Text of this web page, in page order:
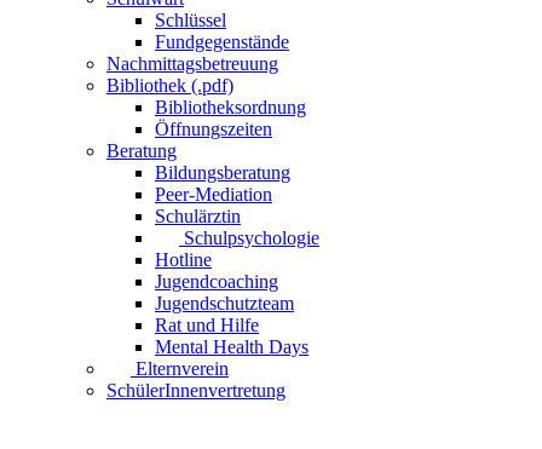
Schlüssel
Fundgegenstände
Nachmittagsbetreuung
Bibliothek (.pdf)
Bibliotheksordnung
Öffnungszeiten
Beratung
Bildungsberatung
Peer-Mediation
Schulärztin
Schulpsychologie
Hotline
Jugendcoaching
Jugendschutzteam
Rat und Hilfe
Mental Health Days
Elternverein
SchülerInnenvertretung